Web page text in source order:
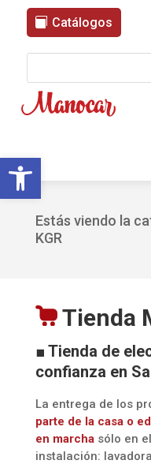
Abrir barra de herramientas
Catálogos
Estás viendo la
KGR
Tienda
■ Tienda de
confianza en
La entrega de los
parte de la casa o
en marchasólo en
instalación: